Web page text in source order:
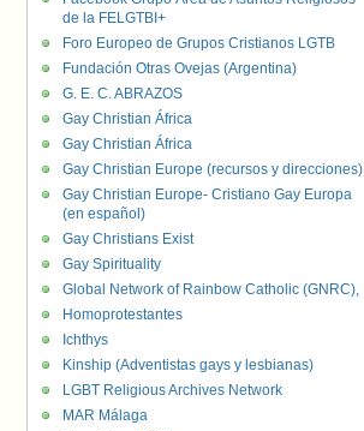
de la FELGTBI+
Foro Europeo de Grupos Cristianos LGTB
Fundación Otras Ovejas (Argentina)
G. E. C. ABRAZOS
Gay Christian África
Gay Christian África
Gay Christian Europe (recursos y direcciones)
Gay Christian Europe- Cristiano Gay Europa
(en español)
Gay Christians Exist
Gay Spirituality
Global Network of Rainbow Catholic (GNRC),
Homoprotestantes
Ichthys
Kinship (Adventistas gays y lesbianas)
LGBT Religious Archives Network
MAR Málaga